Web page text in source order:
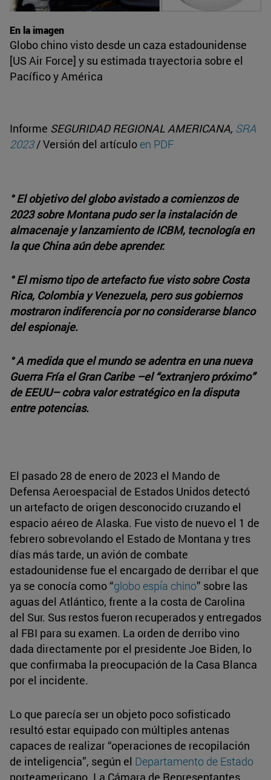
En la imagen
Globo chino visto desde un caza estadounidense
[US Air Force] y su estimada trayectoria sobre el
Pacífico y América
Informe SEGURIDAD REGIONAL AMERICANA, SRA
2023/ Versión del artículo en PDF
° El objetivo del globo avistado a comienzos de
2023 sobre Montana pudo ser la instalación de
almacenaje y lanzamiento de ICBM, tecnología en
la que China aún debe aprender.
° El mismo tipo de artefacto fue visto sobre Costa
Rica, Colombia y Venezuela, pero sus gobiernos
mostraron indiferencia por no considerarse blanco
del espionaje.
° A medida que el mundo se adentra en una nueva
Guerra Fría el Gran Caribe –el “extranjero próximo”
de EEUU– cobra valor estratégico en la disputa
entre potencias.
El pasado 28 de enero de 2023 el Mando de
Defensa Aeroespacial de Estados Unidos detectó
un artefacto de origen desconocido cruzando el
espacio aéreo de Alaska. Fue visto de nuevo el 1 de
febrero sobrevolando el Estado de Montana y tres
días más tarde, un avión de combate
estadounidense fue el encargado de derribar el que
ya se conocía como “globo espía chino” sobre las
aguas del Atlántico, frente a la costa de Carolina
del Sur. Sus restos fueron recuperados y entregados
al FBI para su examen. La orden de derribo vino
dada directamente por el presidente Joe Biden, lo
que confirmaba la preocupación de la Casa Blanca
por el incidente.
Lo que parecía ser un objeto poco sofisticado
resultó estar equipado con múltiples antenas
capaces de realizar “operaciones de recopilación
de inteligencia”, según el Departamento de Estado
norteamericano. La Cámara de Representantes